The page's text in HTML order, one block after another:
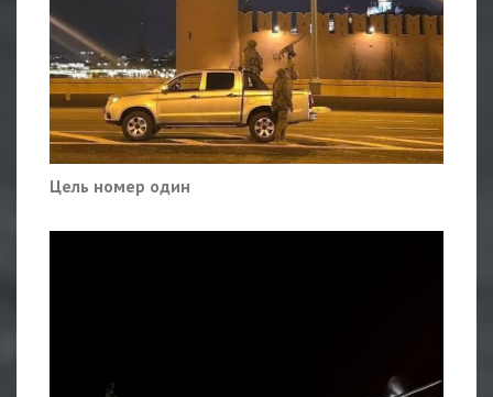
Цель номер один